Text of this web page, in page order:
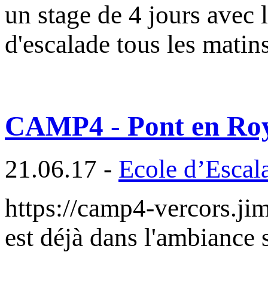
un stage de 4 jours avec
d'escalade tous les
CAMP4 - Pont en
21.06.17 - Ecole
https://camp4-
est déjà dans l'ambiance